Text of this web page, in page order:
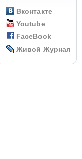
Вконтакте
Youtube
FaceBook
Живой Журнал